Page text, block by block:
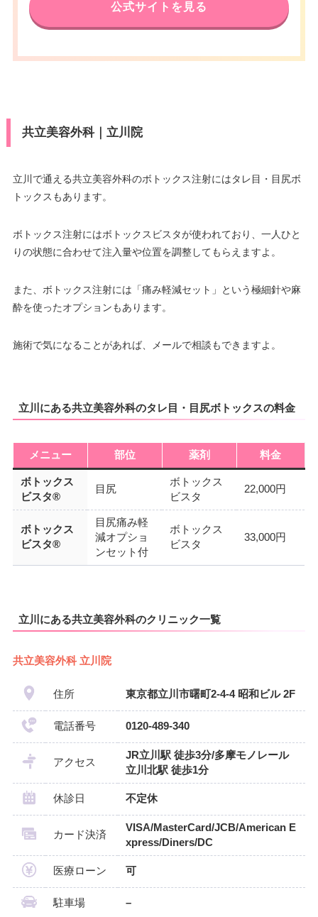
公式サイトを見る
共立美容外科｜立川院
立川で通える共立美容外科のボトックス注射にはタレ目・目尻ボ
トックスもあります。
ボトックス注射にはボトックスビスタが使われており、一人ひと
りの状態に合わせて注入量や位置を調整してもらえますよ。
また、ボトックス注射には「痛み軽減セット」という極細針や麻
酔を使ったオプションもあります。
施術で気になることがあれば、メールで相談もできますよ。
立川にある共立美容外科のタレ目・目尻ボトックスの料金
メニュー 部位 薬剤 料金
ボトックス
ビスタ®
目尻
ボトックス
ビスタ
22,000円
ボトックス
ビスタ®
目尻痛み軽
減オプショ
ンセット付
ボトックス
ビスタ
33,000円
立川にある共立美容外科のクリニック一覧
共立美容外科 立川院
住所 東京都立川市曙町2-4-4 昭和ビル 2F
電話番号 0120-489-340
アクセス
JR立川駅 徒歩3分/多摩モノレール
立川北駅 徒歩1分
休診日 不定休
カード決済
VISA/MasterCard/JCB/American E
xpress/Diners/DC
医療ローン 可
駐車場 –